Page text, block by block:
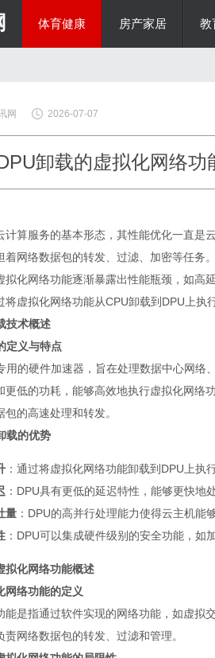
体育健康 房产家居 教
网 2026-07-07
卸载的虚拟化网络功
计算服务的基本形态，其性能优化一直是
着网络数据包的转发、过滤、加密等任务
拟化网络功能逐渐暴露出性能瓶颈，如高
将虚拟化网络功能从CPU卸载到DPU上执
技术概述
定义与特点
用的硬件加速器，旨在处理数据中心网络
更低的功耗，能够高效地执行虚拟化网络
包的高速处理和转发。
载的优势
：通过将虚拟化网络功能卸载到DPU上
：DPU具有更低的延迟特性，能够更快
量 ：DPU的高并行处理能力使得云主机
：DPU可以集成硬件级别的安全功能，
拟化网络功能概述
网络功能的定义
能是指通过软件实现的网络功能，如虚拟
责网络数据包的转发、过滤和管理。